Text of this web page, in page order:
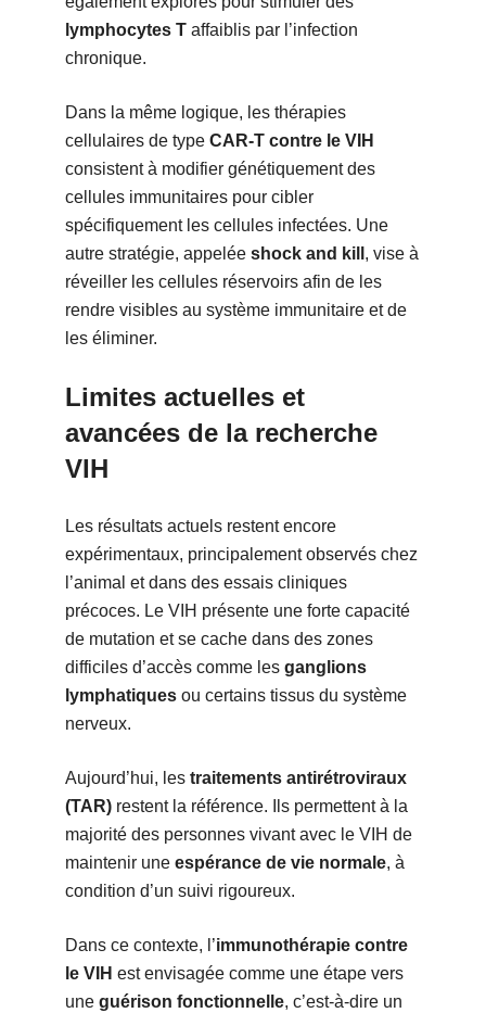
lymphocytes Taffaiblis par l’infection
chronique.
Dans la même logique, les thérapies
cellulaires de type CAR-T contre le VIH
consistent à modifier génétiquement des
cellules immunitaires pour cibler
spécifiquement les cellules infectées. Une
autre stratégie, appelée shock and kill , vise à
réveiller les cellules réservoirs afin de les
rendre visibles au système immunitaire et de
les éliminer.
Limites actuelles et
avancées de la recherche
VIH
Les résultats actuels restent encore
expérimentaux, principalement observés chez
l’animal et dans des essais cliniques
précoces. Le VIH présente une forte capacité
de mutation et se cache dans des zones
difficiles d’accès comme les ganglions
lymphatiquesou certains tissus du système
nerveux.
Aujourd’hui, les traitements antirétroviraux
(TAR)restent la référence. Ils permettent à la
majorité des personnes vivant avec le VIH de
maintenir une espérance de vie normale, à
condition d’un suivi rigoureux.
Dans ce contexte, l’immunothérapie contre
le VIH est envisagée comme une étape vers
une guérison fonctionnelle, c’est-à-dire un